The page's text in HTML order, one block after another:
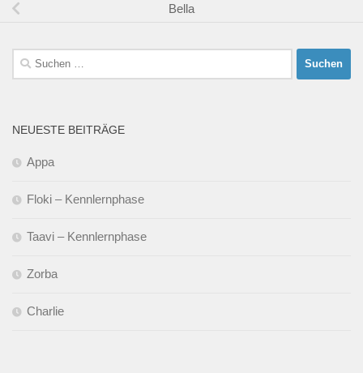
Bella
Suchen
nach:
NEUESTE BEITRÄGE
Appa
Floki – Kennlernphase
Taavi – Kennlernphase
Zorba
Charlie